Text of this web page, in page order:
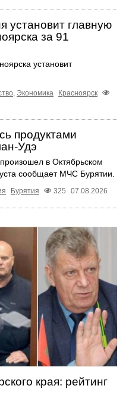
установит главную
за 91
установит
Экономика
Красноярск
продуктами
Удэ
в Октябрьском
сообщает МЧС Бурятии.
Бурятия 325 07.08.2026
края: рейтинг